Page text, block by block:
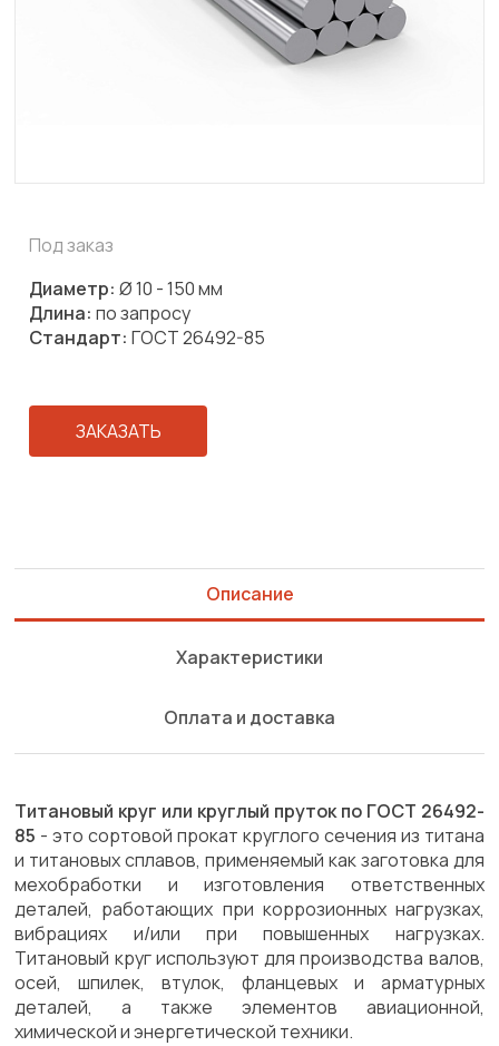
Под заказ
Диаметр: Ø 10 - 150 мм
Длина: по запросу
Стандарт: ГОСТ 26492-85
ЗАКАЗАТЬ
Описание
Характеристики
Оплата и доставка
Титановый круг или круглый пруток по ГОСТ 26492-
85 - это сортовой прокат круглого сечения из титана
и титановых сплавов, применяемый как заготовка для
мехобработки и изготовления ответственных
деталей, работающих при коррозионных нагрузках,
вибрациях и/или при повышенных нагрузках.
Титановый круг используют для производства валов,
осей, шпилек, втулок, фланцевых и арматурных
деталей, а также элементов авиационной,
химической и энергетической техники.